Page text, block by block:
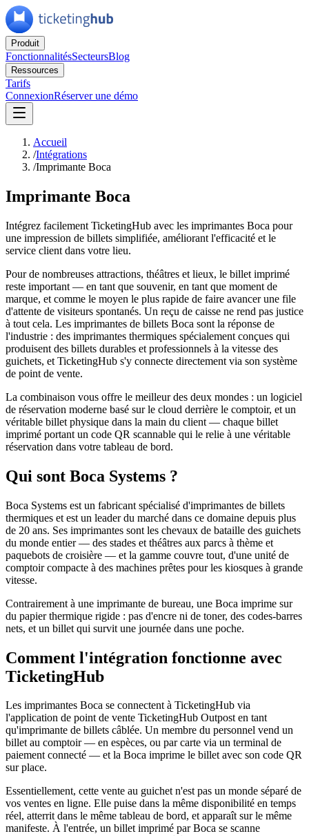
Produit
FonctionnalitésSecteursBlog
Ressources
Tarifs
ConnexionRéserver une démo
Accueil
/Intégrations
/Imprimante Boca
Imprimante Boca
Intégrez facilement TicketingHub avec les imprimantes Boca pour
une impression de billets simplifiée, améliorant l'efficacité et le
service client dans votre lieu.
Pour de nombreuses attractions, théâtres et lieux, le billet imprimé
reste important — en tant que souvenir, en tant que moment de
marque, et comme le moyen le plus rapide de faire avancer une file
d'attente de visiteurs spontanés. Un reçu de caisse ne rend pas justice
à tout cela. Les imprimantes de billets Boca sont la réponse de
l'industrie : des imprimantes thermiques spécialement conçues qui
produisent des billets durables et professionnels à la vitesse des
guichets, et TicketingHub s'y connecte directement via son système
de point de vente.
La combinaison vous offre le meilleur des deux mondes : un logiciel
de réservation moderne basé sur le cloud derrière le comptoir, et un
véritable billet physique dans la main du client — chaque billet
imprimé portant un code QR scannable qui le relie à une véritable
réservation dans votre tableau de bord.
Qui sont Boca Systems ?
Boca Systems est un fabricant spécialisé d'imprimantes de billets
thermiques et est un leader du marché dans ce domaine depuis plus
de 20 ans. Ses imprimantes sont les chevaux de bataille des guichets
du monde entier — des stades et théâtres aux parcs à thème et
paquebots de croisière — et la gamme couvre tout, d'une unité de
comptoir compacte à des machines prêtes pour les kiosques à grande
vitesse.
Contrairement à une imprimante de bureau, une Boca imprime sur
du papier thermique rigide : pas d'encre ni de toner, des codes-barres
nets, et un billet qui survit une journée dans une poche.
Comment l'intégration fonctionne avec
TicketingHub
Les imprimantes Boca se connectent à TicketingHub via
l'application de point de vente TicketingHub Outpost en tant
qu'imprimante de billets câblée. Un membre du personnel vend un
billet au comptoir — en espèces, ou par carte via un terminal de
paiement connecté — et la Boca imprime le billet avec son code QR
sur place.
Essentiellement, cette vente au guichet n'est pas un monde séparé de
vos ventes en ligne. Elle puise dans la même disponibilité en temps
réel, atterrit dans le même tableau de bord, et apparaît sur le même
manifeste. À l'entrée, un billet imprimé par Boca se scanne